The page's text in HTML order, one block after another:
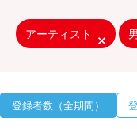
アーティスト
登録者数（全期間）